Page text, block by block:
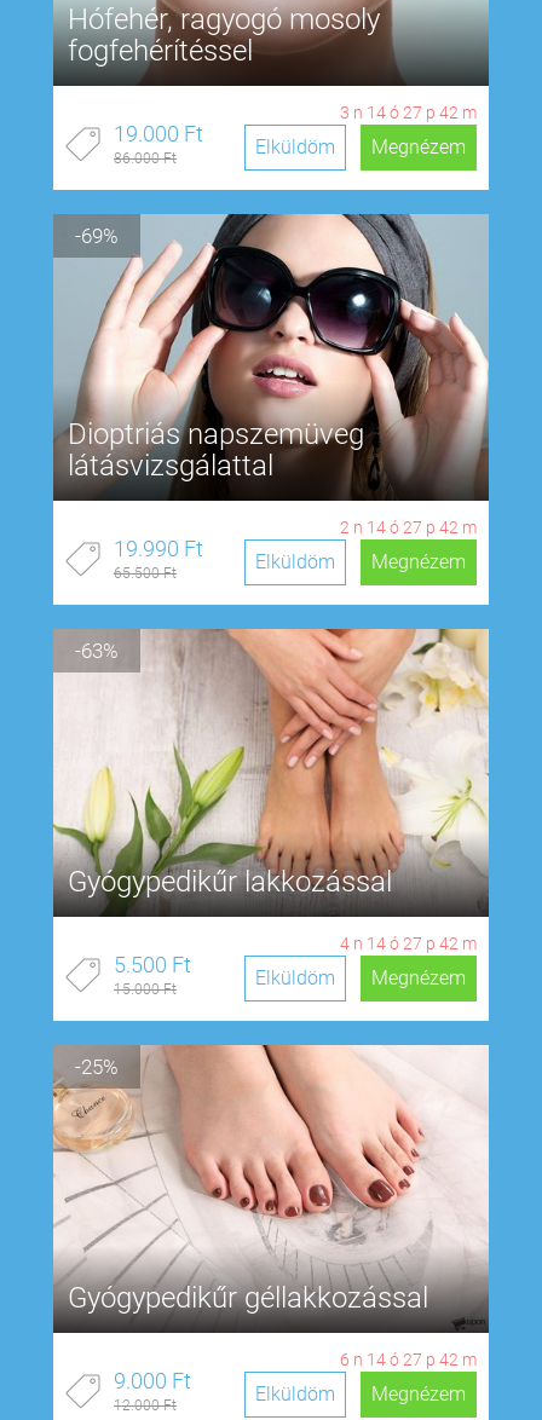
Hófehér, ragyogó mosoly
fogfehérítéssel
3 n 14ó 27 p 41 m
19.000 Ft
86.000 Ft Megnézem
Elküldöm
-69%
Dioptriás napszemüveg
látásvizsgálattal
2 n 14ó 27 p 41 m
19.990 Ft
65.500 Ft Megnézem
Elküldöm
-63%
Gyógypedikűr lakkozással
4 n 14ó 27 p 41 m
5.500 Ft
15.000 Ft Megnézem
Elküldöm
-25%
Gyógypedikűr géllakkozással
6 n 14ó 27 p 41 m
9.000 Ft
12.000 Ft Megnézem
Elküldöm